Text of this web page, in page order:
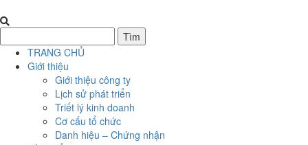
TRANG CHỦ
Giới thiệu
Giới thiệu công ty
Lịch sử phát triển
Triết lý kinh doanh
Cơ cấu tổ chức
Danh hiệu – Chứng nhận